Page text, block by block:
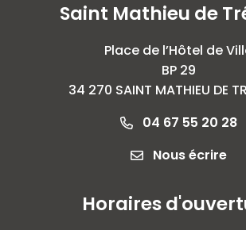
Saint Mathieu de
Place de l’Hôtel de
BP 29
34 270 SAINT MATHIEU DE
04 67 55 20 28
Nous écrire
Horaires